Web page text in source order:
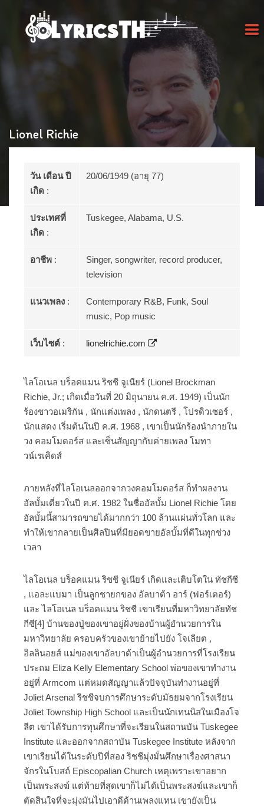
Lionel Richie
วัน เดือน ปี
เกิด :
20/06/1949 (อายุ 77)
ประเทศที่
เกิด :
Tuskegee, Alabama, U.S.
อาชีพ :
Singer, songwriter, record producer,
television
แนวเพลง :
Contemporary R&B, Funk, Soul
music, Pop music
เว็บไซต์ : lionelrichie.com
ไลโอเนล บร็อคแมน ริชชี จูเนียร์ (Lionel Brockman
Richie, Jr.; เกิดเมื่อวันที่ 20 มิถุนายน ค.ศ. 1949) เป็นนัก
ร้องชาวอเมริกัน , นักแต่งเพลง , นักดนตรี , โปรดิวเซอร์ ,
นักแสดง เริ่มต้นในปี ค.ศ. 1968 , เขาเป็นนักร้องนำภายใน
วง คอมโมดอร์ส และเซ็นสัญญากับค่ายเพลง โมทา
วน์เรเคิดส์
ภายหลังที่ไลโอเนลออกจากวงคอมโมดอร์ส ก็ทำผลงาน
อัลบั้มเดี่ยวในปี ค.ศ. 1982 ในชื่ออัลบั้ม Lionel Richie โดย
อัลบั้มนี้สามารถขายได้มากกว่า 100 ล้านแผ่นทั่วโลก และ
ทำให้เขากลายเป็นศิลปินที่มียอดขายอัลบั้มที่ดีในทุกช่วง
เวลา
ไลโอเนล บร็อคแมน ริชชี จูเนียร์ เกิดและเติบโตใน ทัชกีซี
, แอละแบมา เป็นลูกชายกของ อัลบาต้า อาร์ (ฟอร์เตอร์)
และ ไลโอเนล บร็อคแมน ริชชี เขาเรียนที่มหาวิทยาลัยทัช
กีซี[4] บ้านของปู่ของเขาอยู่ฝั่งของบ้านผู้อำนวยการใน
มหาวิทยาลัย ครอบครัวของเขาย้ายไปยัง โจเลียต ,
อิลลินอยส์ แม่ของเขาอัลบาต้าเป็นผู้อำนวยการที่โรงเรียน
ประถม Eliza Kelly Elementary School พ่อของเขาทำงาน
อยู่ที่ Armcom แต่หมดสัญญาแล้วปัจจุบันทำงานอยู่ที่
Joliet Arsenal ริชชีจบการศึกษาระดับมัธยมจากโรงเรียน
Joliet Township High School และเป็นนักเทนนิสในเมืองโจ
ลีต เขาได้รับการทุนศึกษาที่จะเรียนในสถานบัน Tuskegee
Institute และออกจากสถาบัน Tuskegee Institute หลังจาก
เขาเรียนได้ในระดับปีที่สอง ริชชีมุ่งมั่นศึกษาเรื่องศาสนา
จักรในโบสถ์ Episcopalian Church เหตุเพราะเขาอยาก
เป็นพระสงฆ์ แต่ท้ายที่สุดเขาก็ไม่ได้เป็นพระสงฆ์และเขาก็
ตัดสินใจที่จะมุ่งมันไปเอาดีด้านเพลงแทน เขายังเป็น